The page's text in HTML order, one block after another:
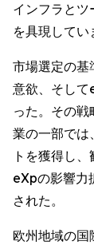
インフラと
を具現してい
市場選定の基
意欲、そして
った。その
業の一部では
トを獲得し
eXpの影響力
された。
欧州地域の国